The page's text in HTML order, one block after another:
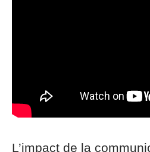
L’impact de la